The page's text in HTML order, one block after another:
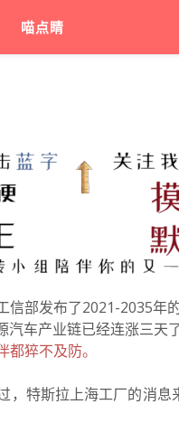
喵点睛
信部发布了2021-2035年
车产业链已经连涨三天了
猝不及防。
，特斯拉上海工厂的消